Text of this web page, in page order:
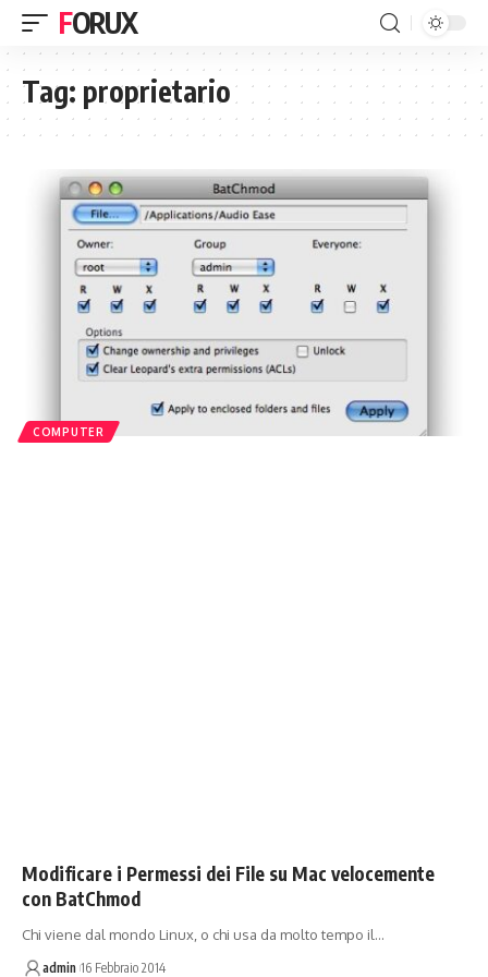
FORUX
Tag: proprietario
COMPUTER
Modificare i Permessi dei File su Mac velocemente
con BatChmod
Chi viene dal mondo Linux, o chi usa da molto tempo il…
admin 16 Febbraio 2014